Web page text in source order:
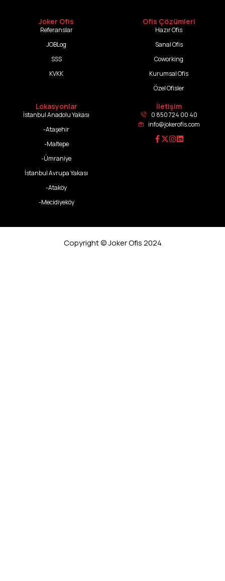
Joker Ofis
Referanslar
JOBLog
SSS
KVKK
Ofis Çözümleri
Hazır Ofis
Sanal Ofis
Coworking
Kurumsal Ofis
Özel Ofisler
Lokasyonlar
İstanbul Anadolu Yakası
-Ataşehir
-Maltepe
-Ümraniye
İstanbul Avrupa Yakası
-Ataköy
-Mecidiyeköy
İletişim
0 850 724 00 40
info@jokerofis.com
Copyright © Joker Ofis 2024